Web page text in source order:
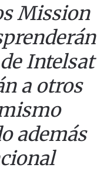
Mission
Intelsat
a otros
además